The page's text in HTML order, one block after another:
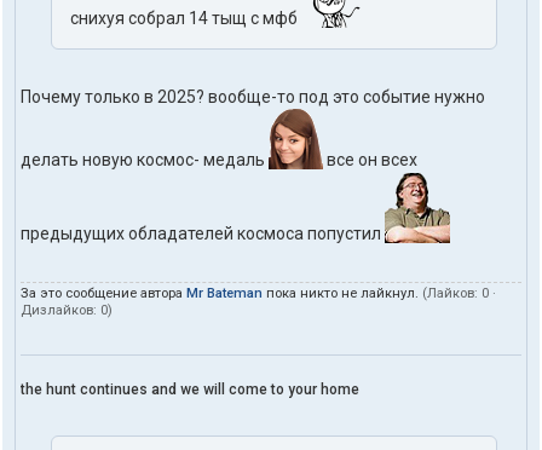
снихуя собрал 14 тыщ с мфб
Почему только в 2025? вообще-то под это событие нужно
делать новую космос- медаль все он всех
предыдущих обладателей космоса попустил
За это сообщение автора Mr Bateman пока никто не лайкнул. (Лайков: 0 ·
Дизлайков: 0)
the hunt continues and we will come to your home